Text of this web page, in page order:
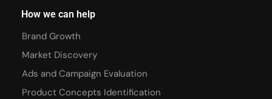
How we can help
Brand Growth
Market Discovery
Ads and Campaign Evaluation
Product Concepts Identification